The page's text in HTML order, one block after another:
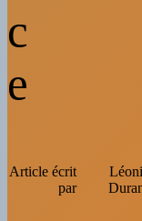
c
e
Article écrit
par